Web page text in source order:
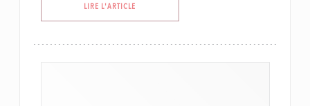
LIRE L'ARTICLE